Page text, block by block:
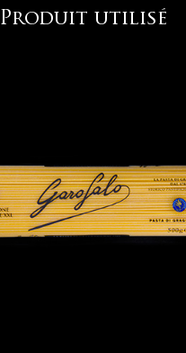
Produit utilisé